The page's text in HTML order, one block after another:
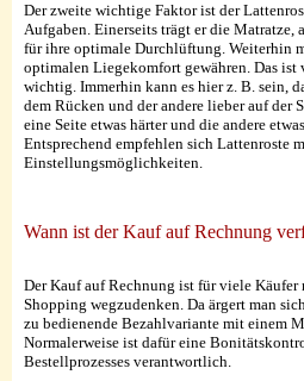
Der zweite wichtige Faktor ist der
Aufgaben. Einerseits trägt er die Matratze,
für ihre optimale Durchlüftung. Weiterhin
optimalen Liegekomfort gewähren. Das
wichtig. Immerhin kann es hier z. B. sein,
dem Rücken und der andere lieber auf der
eine Seite etwas härter und die andere
Entsprechend empfehlen sich Lattenroste
Einstellungsmöglichkeiten.
Wann ist der Kauf auf Rechnung
Der Kauf auf Rechnung ist für viele Käufer
Shopping wegzudenken. Da ärgert man
zu bedienende Bezahlvariante mit einem
Normalerweise ist dafür eine
Bestellprozesses verantwortlich.